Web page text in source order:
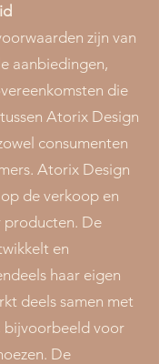
zijn van
aanbiedingen,
die
Atorix Design
consumenten
Atorix Design
de verkoop en
producten. De
en
haar eigen
deels samen met
bijvoorbeeld voor
De